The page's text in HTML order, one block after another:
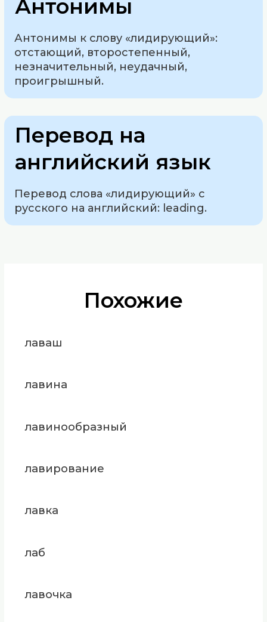
Антонимы
Антонимы к слову «лидирующий»:
отстающий, второстепенный,
незначительный, неудачный,
проигрышный.
Перевод на
английский язык
Перевод слова «лидирующий» с
русского на английский: leading.
Похожие
лаваш
лавина
лавинообразный
лавирование
лавка
лаб
лавочка